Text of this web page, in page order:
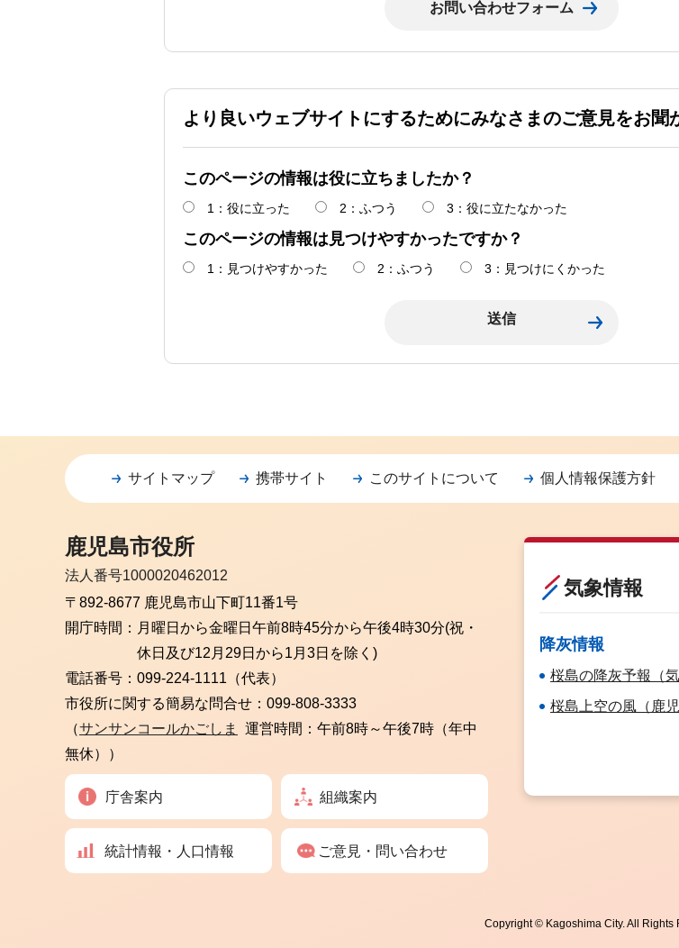
より良いウェブサイトにするためにみなさまのご意見をお聞
このページの情報は役に立ちましたか？
1：役に立った 2：ふつう 3：役に立たなかった
このページの情報は見つけやすかったですか？
1：見つけやすかった 2：ふつう 3：見つけにくかった
サイトマップ 携帯サイト このサイトについて 個人情報保護方針
鹿児島市役所
法人番号1000020462012
〒892-8677 鹿児島市山下町11番1号
開庁時間： 月曜日から金曜日 午前8時45分から午後4時30分(祝・
休日及び12月29日から1月3日を除く)
電話番号： 099-224-1111（代表）
市役所に関する簡易な問合せ： 099-808-3333
（サンサンコールかごしま
運営時間：午前8時～午後7時（年中
無休））
庁舎案内 組織案内
統計情報・人口情報 ご意見・問い合わせ
気象情報
降灰情報
桜島の降灰予報（気
桜島上空の風（鹿
Copyright © Kagoshima City. All Rights